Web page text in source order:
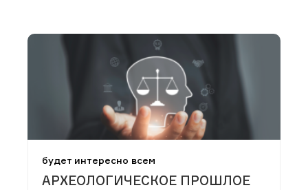
будет интересно всем
АРХЕОЛОГИЧЕСКОЕ ПРОШЛОЕ